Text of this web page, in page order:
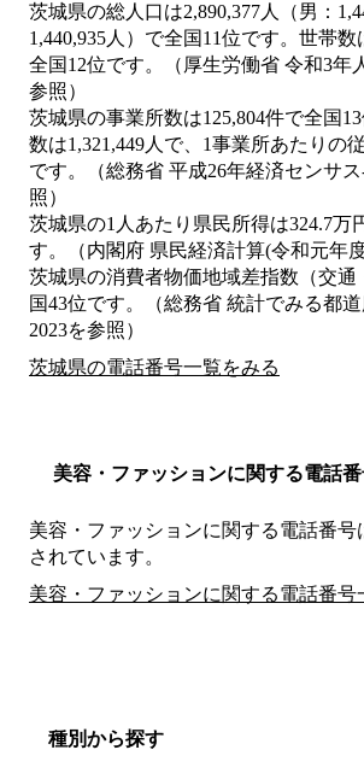
茨城県の総人口は2,890,377人（男：
1,440,935人）で全国11位です。世帯数
全国12位です。（厚生労働省 令和3年
参照）
茨城県の事業所数は125,804件で全国
数は1,321,449人で、1事業所あたりの
です。（総務省 平成26年経済センサ
照）
茨城県の1人あたり県民所得は324.7万
す。（内閣府 県民経済計算(令和元年
茨城県の消費者物価地域差指数（交通
国43位です。（総務省 統計でみる都
2023を参照）
茨城県の電話番号一覧をみる
美容・ファッションに関する電話
美容・ファッションに関する電話番号
されています。
美容・ファッションに関する電話番号
種別から探す